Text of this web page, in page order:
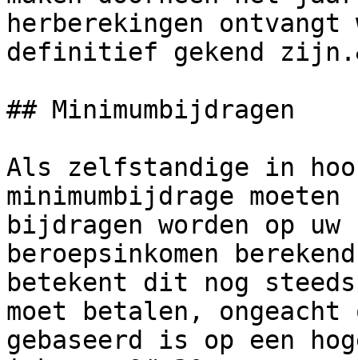
herberekingen ontvangt
definitief gekend
## Minimumbijdragen
Als zelfstandige in
minimumbijdrage
bijdragen worden op
beroepsinkomen
betekent dit nog
moet betalen, ongeacht
gebaseerd is op een